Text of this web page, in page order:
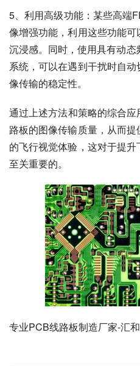
5、利用高级功能：某些高端
像增强功能，利用这些功能
沉浸感。同时，使用具有动
系统，可以在遇到干扰时自
像传输的稳定性。
通过上述方法和策略的综合
路板的图像传输质量，从而
的飞行视觉体验，这对于提
至关重要的。
专业PCB线路板制造厂家-汇